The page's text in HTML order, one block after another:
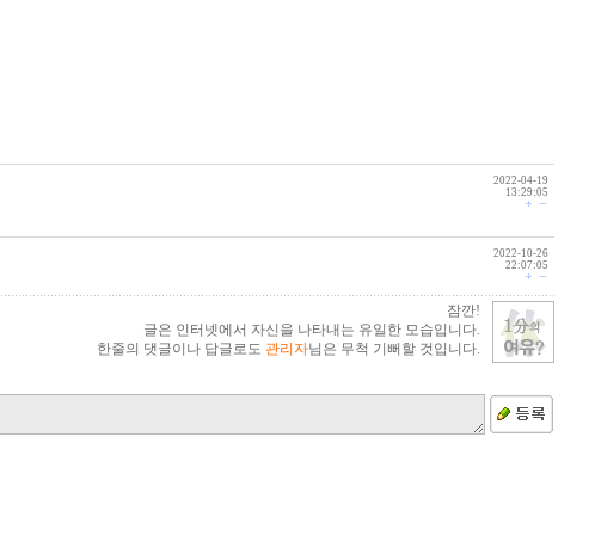
2022-04-19
13:29:05
2022-10-26
22:07:05
잠깐!
글은 인터넷에서 자신을 나타내는 유일한 모습입니다.
한줄의 댓글이나 답글로도 관리자님은 무척 기뻐할 것입니다.